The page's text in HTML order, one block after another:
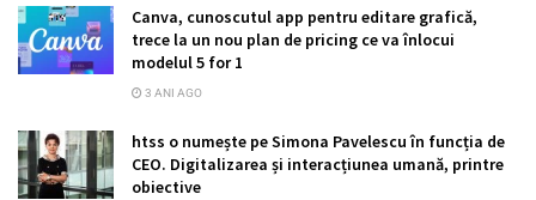
Canva, cunoscutul app pentru editare grafică,
trece la un nou plan de pricing ce va înlocui
modelul 5 for 1
3 ANI AGO
htss o numește pe Simona Pavelescu în funcția de
CEO. Digitalizarea și interacțiunea umană, printre
obiective